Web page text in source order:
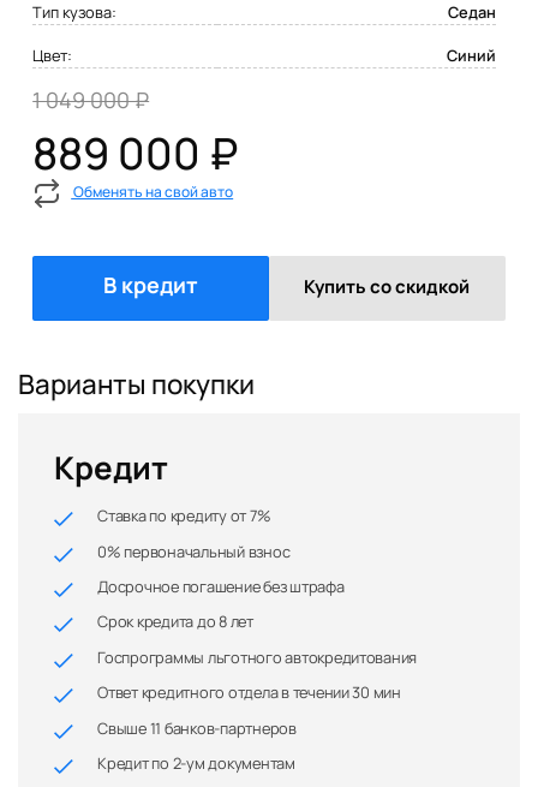
Тип кузова:
Седан
Цвет:
Синий
1 049 000 ₽
889 000 ₽
Обменять на свой авто
В кредит Купить со скидкой
Варианты покупки
Кредит
Ставка по кредиту от 7%
0% первоначальный взнос
Досрочное погашение без штрафа
Срок кредита до 8 лет
Госпрограммы льготного автокредитования
Ответ кредитного отдела в течении 30 мин
Свыше 11 банков-партнеров
Кредит по 2-ум документам